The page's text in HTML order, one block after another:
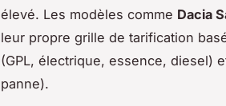
élevé. Les modèles comme Dacia
leur propre grille de tarification
(GPL, électrique, essence, diesel)
panne).